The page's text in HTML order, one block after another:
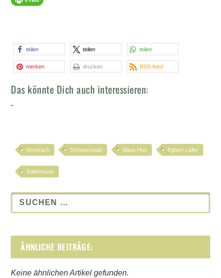
teilen teilen teilen
merken drucken RSS-feed
Das könnte Dich auch interessieren:
-
Nordrach Schwarzwald blaue Hus Egbert Laifer
Kaffeehaus
ÄHNLICHE BEITRÄGE:
Keine ähnlichen Artikel gefunden.